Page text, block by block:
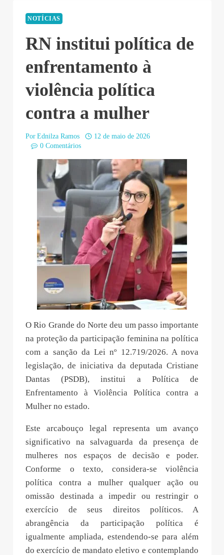
NOTÍCIAS
RN institui política de
enfrentamento à
violência política
contra a mulher
Por Ednilza Ramos
12 de maio de 2026
0 Comentários
O Rio Grande do Norte deu um passo importante
na proteção da participação feminina na política
com a sanção da Lei nº 12.719/2026. A nova
legislação, de iniciativa da deputada Cristiane
Dantas (PSDB), institui a Política de
Enfrentamento à Violência Política contra a
Mulher no estado.
Este arcabouço legal representa um avanço
significativo na salvaguarda da presença de
mulheres nos espaços de decisão e poder.
Conforme o texto, considera-se violência
política contra a mulher qualquer ação ou
omissão destinada a impedir ou restringir o
exercício de seus direitos políticos. A
abrangência da participação política é
igualmente ampliada, estendendo-se para além
do exercício de mandato eletivo e contemplando